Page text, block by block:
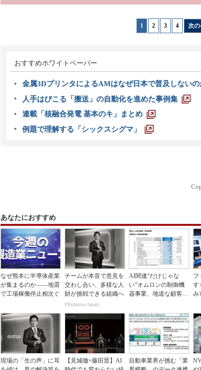
1 2 3 4 次
おすすめホワイトペーパー
金属3DプリンタによるAMはなぜ日本で普及しないの
人手はびこる「搬送」の自動化を進めた事例集
連載「核融合発電 基本のキ」まとめ
例題で理解する「シックスシグマ」
あなたにおすすめ
なぜ熊本に半導体産業
が集まるのか――地震
で工場稼働停止相次ぐ
チームが本音で意見を
交わし合い、多様な人
財が挑戦できる組織へ
PR(dentsu Japan)
AI関連“だけじゃな
い”オムロンの制御機
器事業、地道な顧客基
フ
す
み
現場の「生の声」に耳
【見城徹×藤田晋】AI
自動車業界が挑む「業